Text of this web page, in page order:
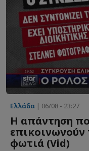
Ελλάδα | 06/08 - 23:27
Η απάντηση
επικοινωνούν
φωτιά (Vid)